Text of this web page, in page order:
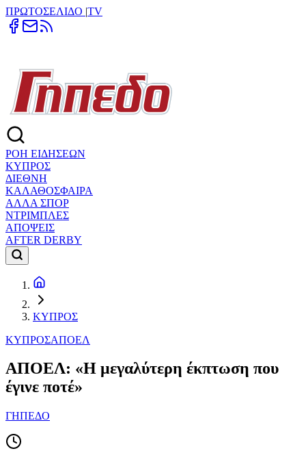
ΠΡΩΤΟΣΕΛΙΔΟ |TV
ΡΟΗ ΕΙΔΗΣΕΩΝ
ΚΥΠΡΟΣ
ΔΙΕΘΝΗ
ΚΑΛΑΘΟΣΦΑΙΡΑ
ΑΛΛΑ ΣΠΟΡ
ΝΤΡΙΜΠΛΕΣ
ΑΠΟΨΕΙΣ
AFTER DERBY
ΚΥΠΡΟΣ
ΚΥΠΡΟΣΑΠΟΕΛ
ΑΠΟΕΛ: «Η μεγαλύτερη έκπτωση που
έγινε ποτέ»
ΓΗΠΕΔΟ